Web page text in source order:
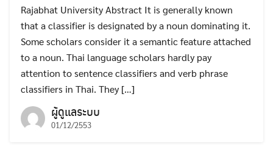
Search
for:
Rajabhat University Abstract It is generally known
that a classifier is designated by a noun dominating it.
Some scholars consider it a semantic feature attached
to a noun. Thai language scholars hardly pay
attention to sentence classifiers and verb phrase
classifiers in Thai. They […]
ผู้ดูแลระบบ
01/12/2553